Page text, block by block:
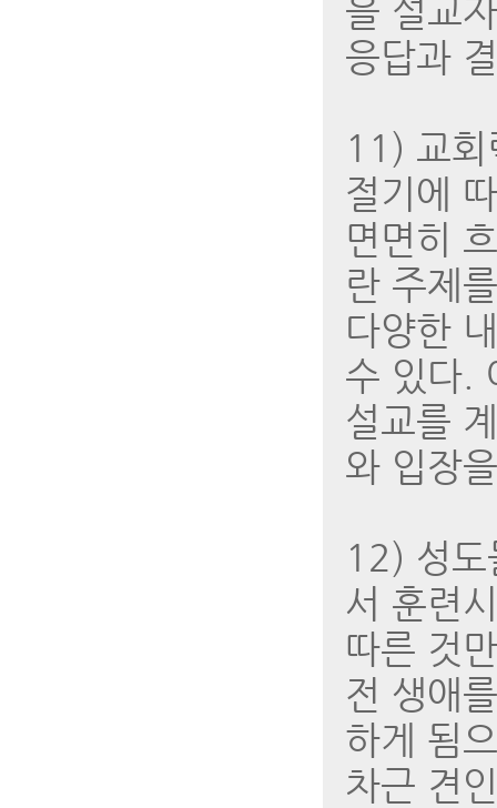
을 설교
응답과
11) 교회
절기에
면면히
란 주제
다양한
수 있다.
설교를
와 입장
12) 성도
서 훈련
따른 것
전 생애
하게 됨
차근 견